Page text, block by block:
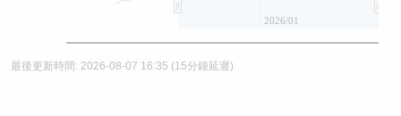
2026/01
最後更新時間: 2026-08-07 16:35 (15分鐘延遲)